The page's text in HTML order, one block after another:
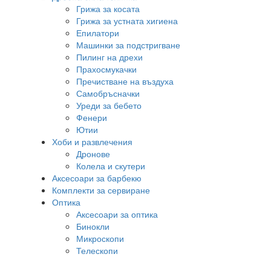
Грижа за косата
Грижа за устната хигиена
Епилатори
Машинки за подстригване
Пилинг на дрехи
Прахосмукачки
Пречистване на въздуха
Самобръсначки
Уреди за бебето
Фенери
Ютии
Хоби и развлечения
Дронове
Колела и скутери
Аксесоари за барбекю
Комплекти за сервиране
Оптика
Аксесоари за оптика
Бинокли
Микроскопи
Телескопи